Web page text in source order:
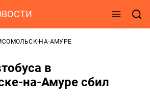
НА-АМУРЕ
в
на-Амуре сбил